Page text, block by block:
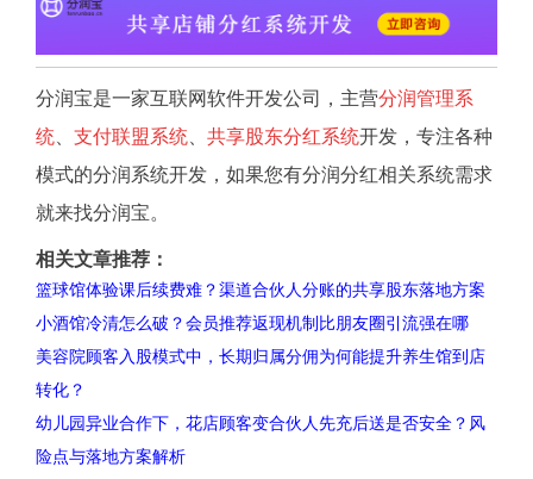
分润宝是一家互联网软件开发公司，主营分润管理系
统
支付联盟系统 共享股东分红系统开发，专注各种
模式的分润系统开发，如果您有分润分红相关系统需求
就来找分润宝。
相关文章推荐：
篮球馆体验课后续费难？渠道合伙人分账的共享股东落地方案
小酒馆冷清怎么破？会员推荐返现机制比朋友圈引流强在哪
美容院顾客入股模式中，长期归属分佣为何能提升养生馆到店
转化？
幼儿园异业合作下，花店顾客变合伙人先充后送是否安全？风
险点与落地方案解析